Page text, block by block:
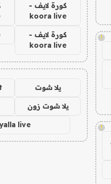
!
!
كورة لايف -
koora live
كورة لايف -
koora live
يلا شوت
يلا شوت زون
live